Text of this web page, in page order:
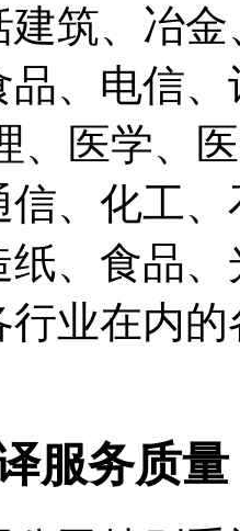
建筑、冶
、电信
、医学、
信、化工
纸、食品
行业在内
服务质量